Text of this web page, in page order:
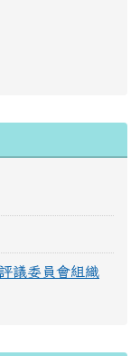
議委員會組織